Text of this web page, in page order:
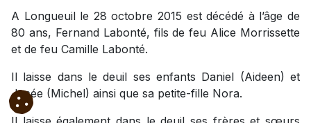
A Longueuil le 28 octobre 2015 est décédé à l’âge de
80 ans, Fernand Labonté, fils de feu Alice Morrissette
et de feu Camille Labonté.
Il laisse dans le deuil ses enfants Daniel (Aideen) et
Josée (Michel) ainsi que sa petite-fille Nora.